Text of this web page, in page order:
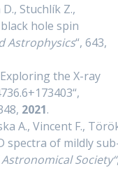
Stuchlík Z.,
hole spin
Astrophysics“, 643,
the X-ray
2021.
A., Vincent F.,
spectra of mildly
Society“,